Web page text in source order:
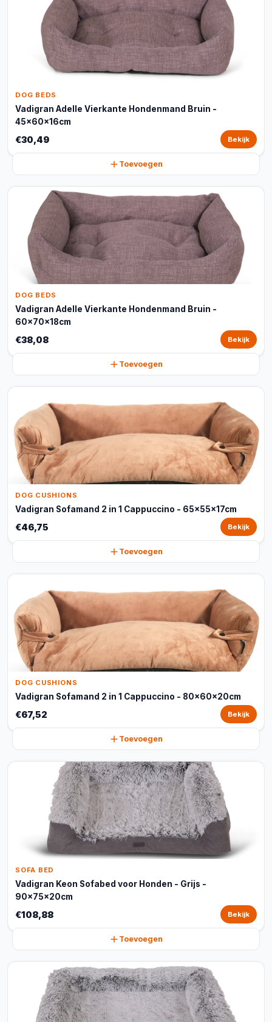
DOG BEDS
Vadigran Adelle Vierkante Hondenmand Bruin -
45x60x16cm
€30,49 Bekijk
Toevoegen
DOG BEDS
Vadigran Adelle Vierkante Hondenmand Bruin -
60x70x18cm
€38,08 Bekijk
Toevoegen
DOG CUSHIONS
Vadigran Sofamand 2 in 1 Cappuccino - 65x55x17cm
€46,75 Bekijk
Toevoegen
DOG CUSHIONS
Vadigran Sofamand 2 in 1 Cappuccino - 80x60x20cm
€67,52 Bekijk
Toevoegen
SOFA BED
Vadigran Keon Sofabed voor Honden - Grijs -
90x75x20cm
€108,88 Bekijk
Toevoegen